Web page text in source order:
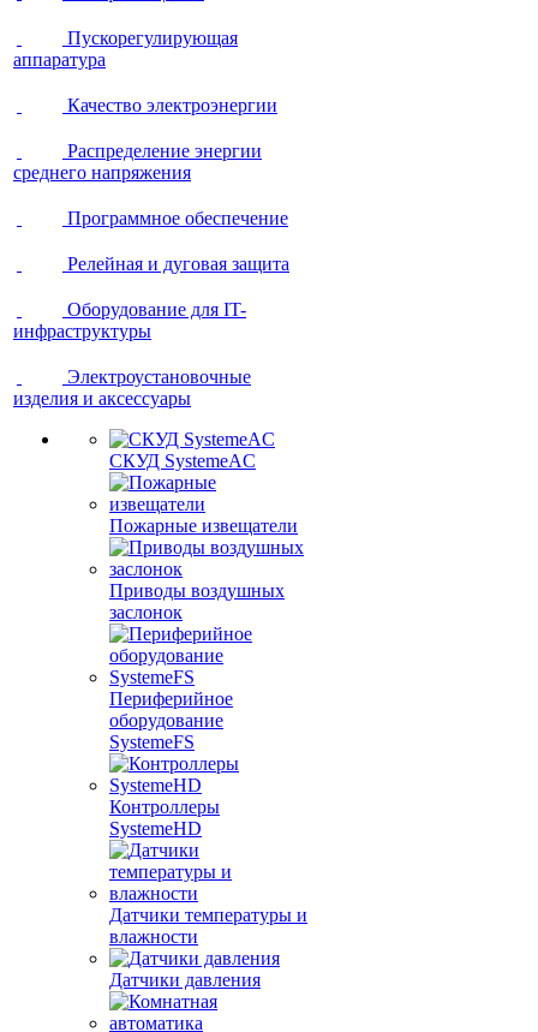
Пускорегулирующая
аппаратура
Качество электроэнергии
Распределение энергии
среднего напряжения
Программное обеспечение
Релейная и дуговая защита
Оборудование для IT-
инфраструктуры
Электроустановочные
изделия и аксессуары
СКУД SystemeAC
Пожарные извещатели
Приводы воздушных
заслонок
Периферийное
оборудование
SystemeFS
Контроллеры
SystemeHD
Датчики температуры и
влажности
Датчики давления